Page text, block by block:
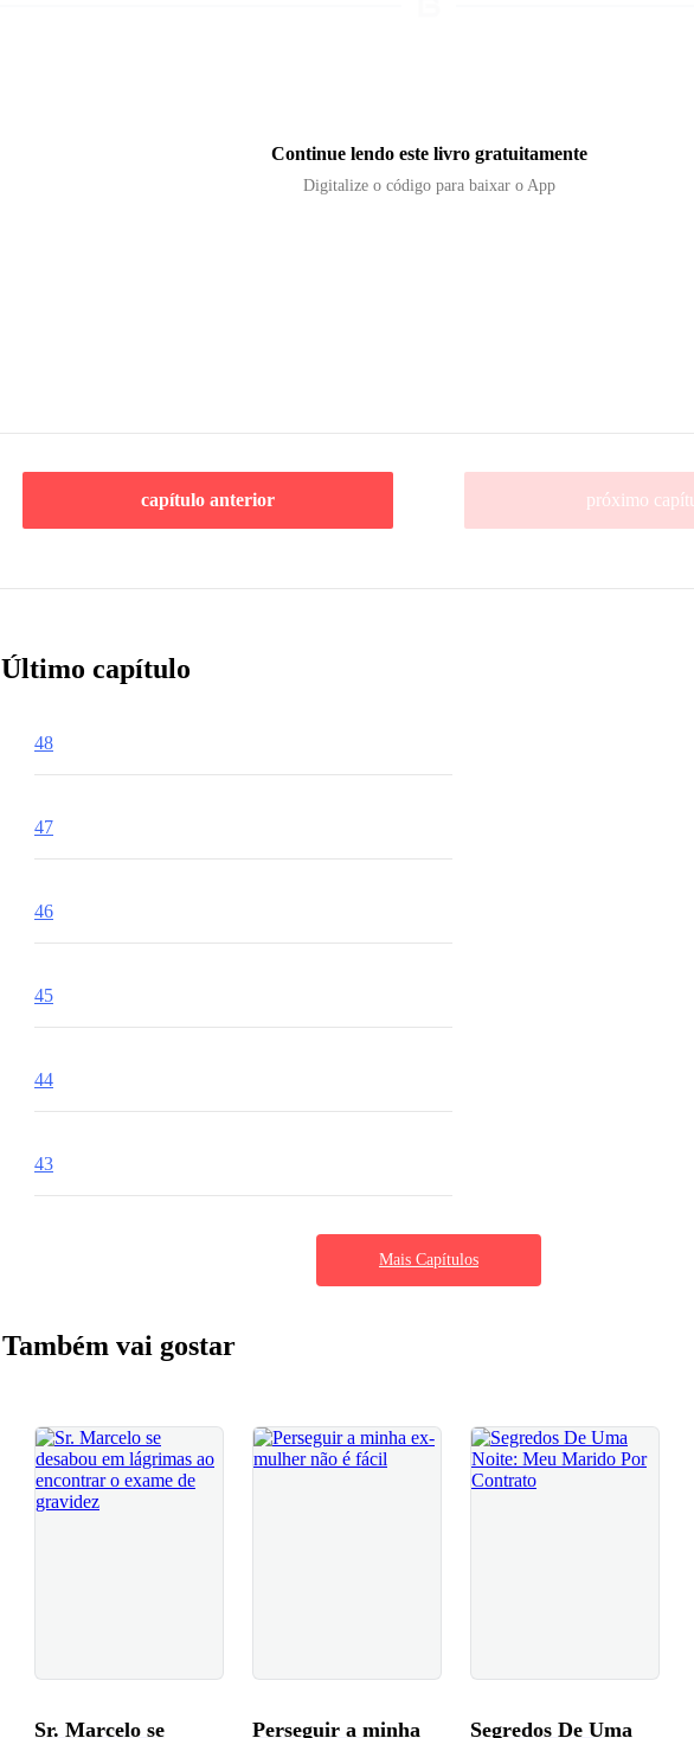
Continue lendo este livro gratuitamente
Digitalize o código para baixar o App
capítulo anterior próximo
Último capítulo
48
47
46
45
44
43
Mais Capítulos
Também vai gostar
Sr. Marcelo se
Perseguir a minha
Segredos De Uma